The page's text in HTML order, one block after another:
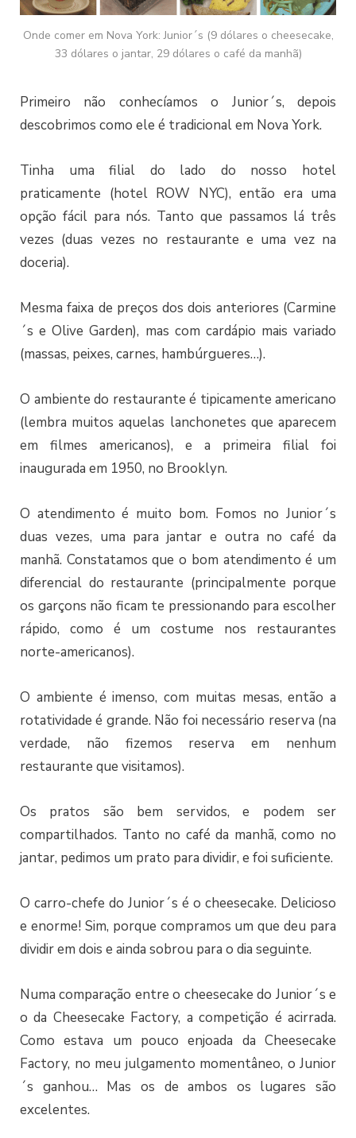
Onde comer em Nova York: Junior´s (9 dólares o cheesecake,
33 dólares o jantar, 29 dólares o café da manhã)
Primeiro não conhecíamos o Junior´s, depois
descobrimos como ele é tradicional em Nova York.
Tinha uma filial do lado do nosso hotel
praticamente (hotel ROW NYC), então era uma
opção fácil para nós. Tanto que passamos lá três
vezes (duas vezes no restaurante e uma vez na
doceria).
Mesma faixa de preços dos dois anteriores (Carmine
´s e Olive Garden), mas com cardápio mais variado
(massas, peixes, carnes, hambúrgueres…).
O ambiente do restaurante é tipicamente americano
(lembra muitos aquelas lanchonetes que aparecem
em filmes americanos), e a primeira filial foi
inaugurada em 1950, no Brooklyn.
O atendimento é muito bom. Fomos no Junior´s
duas vezes, uma para jantar e outra no café da
manhã. Constatamos que o bom atendimento é um
diferencial do restaurante (principalmente porque
os garçons não ficam te pressionando para escolher
rápido, como é um costume nos restaurantes
norte-americanos).
O ambiente é imenso, com muitas mesas, então a
rotatividade é grande. Não foi necessário reserva (na
verdade, não fizemos reserva em nenhum
restaurante que visitamos).
Os pratos são bem servidos, e podem ser
compartilhados. Tanto no café da manhã, como no
jantar, pedimos um prato para dividir, e foi suficiente.
O carro-chefe do Junior´s é o cheesecake. Delicioso
e enorme! Sim, porque compramos um que deu para
dividir em dois e ainda sobrou para o dia seguinte.
Numa comparação entre o cheesecake do Junior´s e
o da Cheesecake Factory, a competição é acirrada.
Como estava um pouco enjoada da Cheesecake
Factory, no meu julgamento momentâneo, o Junior
´s ganhou… Mas os de ambos os lugares são
excelentes.